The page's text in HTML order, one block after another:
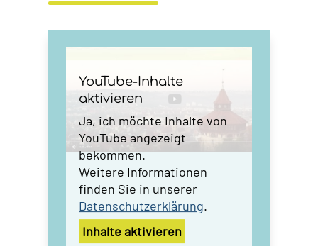
YouTube-Inhalte
aktivieren
Ja, ich möchte Inhalte von
YouTube angezeigt
bekommen.
Weitere Informationen
finden Sie in unserer
Datenschutz­erklärung.
Inhalte aktivieren